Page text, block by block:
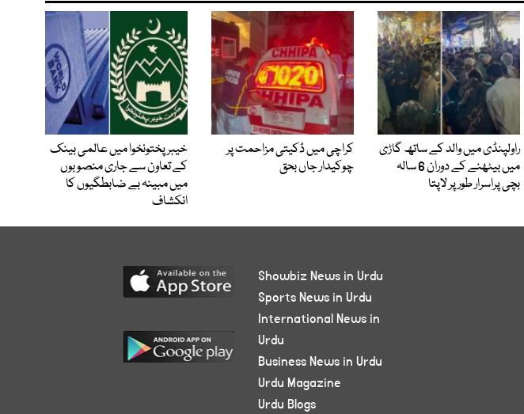
راولپنڈی میں والد کے ساتھ گاڑی
میں بیٹھنے کے دوران 6 سالہ
بچی پراسرار طور پر لاپتا
کراچی میں ڈکیتی مزاحمت پر
چوکیدار جاں بحق
خیبرپختونخوا میں عالمی بینک
کے تعاون سے جاری منصوبوں
میں مبینہ بے ضابطگیوں کا
انکشاف
Showbiz News in Urdu
Sports News in Urdu
International News in
Urdu
Business News in Urdu
Urdu Magazine
Urdu Blogs